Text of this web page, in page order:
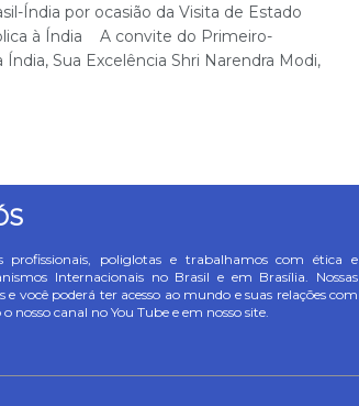
Índia por ocasião da Visita de Estado
à Índia A convite do Primeiro-
Sua Excelência Shri Narendra Modi,
profissionais, poliglotas e trabalhamos com ética e
Internacionais no Brasil e em Brasília. Nossas
e você poderá ter acesso ao mundo e suas relações com
nosso canal no You Tube e em nosso site.